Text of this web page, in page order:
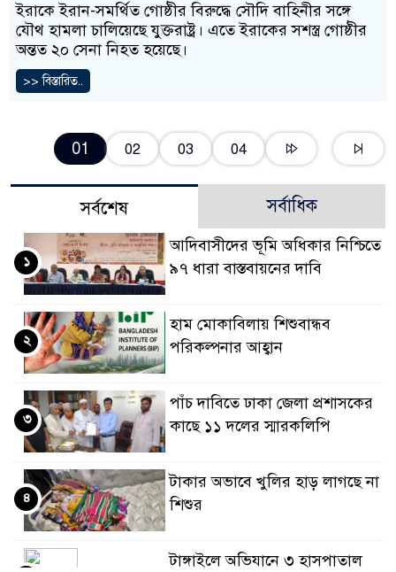
ইরাকে ইরান-সমর্থিত গোষ্ঠীর বিরুদ্ধে সৌদি বাহিনীর সঙ্গে
যৌথ হামলা চালিয়েছে যুক্তরাষ্ট্র। এতে ইরাকের সশস্ত্র গোষ্ঠীর
অন্তত ২০ সেনা নিহত হয়েছে।
>> বিস্তারিত..
01 02 03 04
সর্বশেষ সর্বাধিক
আদিবাসীদের ভূমি অধিকার নিশ্চিতে
৯৭ ধারা বাস্তবায়নের দাবি
১
হাম মোকাবিলায় শিশুবান্ধব
পরিকল্পনার আহ্বান
২
পাঁচ দাবিতে ঢাকা জেলা প্রশাসকের
কাছে ১১ দলের স্মারকলিপি
৩
টাকার অভাবে খুলির হাড় লাগছে না
শিশুর
৪
টাঙ্গাইলে অভিযানে ৩ হাসপাতাল